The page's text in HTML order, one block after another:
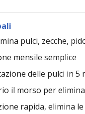
pulci, zecche,
mensile semplice
delle pulci in 5
il morso per
rapida, elimina